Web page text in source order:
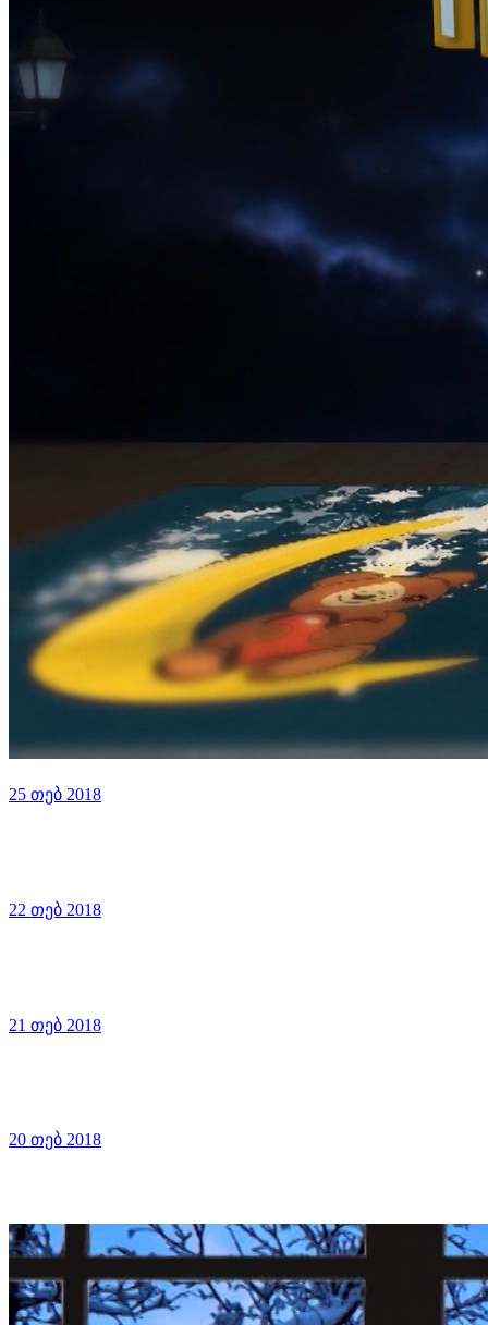
25 თებ 2018
22 თებ 2018
21 თებ 2018
20 თებ 2018